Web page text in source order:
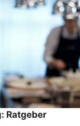
Ratgeber